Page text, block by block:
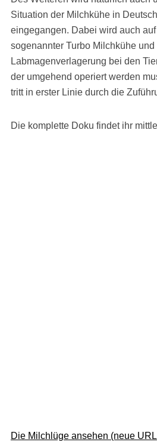
Situation der Milchkühe in
eingegangen. Dabei wird auch
sogenannter Turbo Milchkühe
Labmagenverlagerung bei den
der umgehend operiert werden
tritt in erster Linie durch die
Die komplette Doku findet ihr
Die Milchlüge ansehen (neue